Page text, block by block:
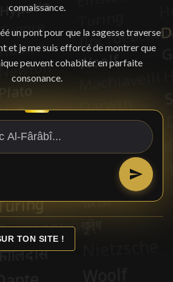
connaissance.
un pont pour que la sagesse traverse
et je me suis efforcé de montrer que
peuvent cohabiter en parfaite
consonance.
TON SITE !